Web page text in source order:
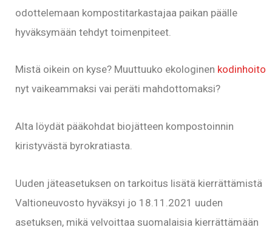
odottelemaan kompostitarkastajaa paikan päälle
hyväksymään tehdyt toimenpiteet.
Mistä oikein on kyse? Muuttuuko ekologinen kodinhoito
nyt vaikeammaksi vai peräti mahdottomaksi?
Alta löydät pääkohdat biojätteen kompostoinnin
kiristyvästä byrokratiasta.
Uuden jäteasetuksen on tarkoitus lisätä kierrättämistä
Valtioneuvosto hyväksyi jo 18.11.2021 uuden
asetuksen, mikä velvoittaa suomalaisia kierrättämään